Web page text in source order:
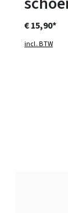
€ 15,90*
incl. BTW